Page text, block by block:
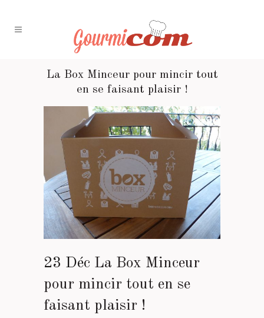
La Box Minceur pour mincir tout
en se faisant plaisir !
23 Déc La Box Minceur
pour mincir tout en se
faisant plaisir !